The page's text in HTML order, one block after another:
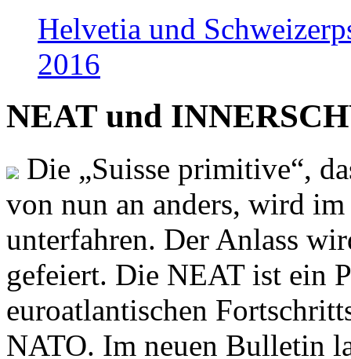
Helvetia und
2016
NEAT und
Die „Suisse primitive“,
von nun an anders, wird
unterfahren. Der Anlass
gefeiert. Die NEAT ist ein
euroatlantischen
NATO. Im neuen Bulletin